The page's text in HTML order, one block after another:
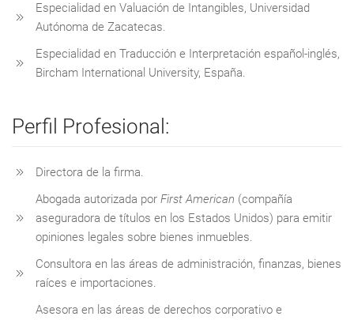
Especialidad en Valuación de Intangibles, Universidad
Autónoma de Zacatecas.
Especialidad en Traducción e Interpretación español-inglés,
Bircham International University, España.
Perfil Profesional:
Directora de la firma.
Abogada autorizada por First American (compañía
aseguradora de títulos en los Estados Unidos) para emitir
opiniones legales sobre bienes inmuebles.
Consultora en las áreas de administración, finanzas, bienes
raíces e importaciones.
Asesora en las áreas de derechos corporativo e